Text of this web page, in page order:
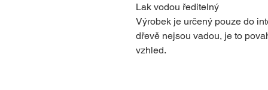
Lak vodou ředitelný
Výrobek je určený pouze do
dřevě nejsou vadou, je to
vzhled.